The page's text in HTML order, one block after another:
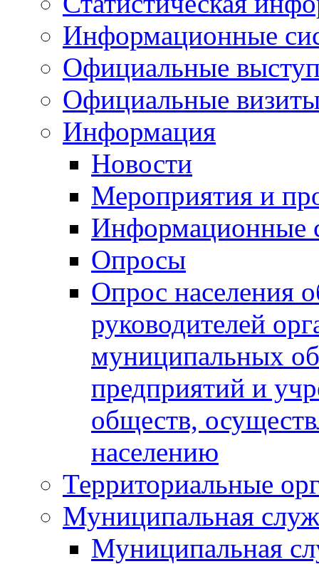
Информационные
Официальные
Официальные
Информация
Новости
Мероприятия и
Информационные
Опросы
Опрос населения
руководителей
муниципальных
предприятий и
обществ,
населению
Территориальные
Муниципальная
Муниципальная